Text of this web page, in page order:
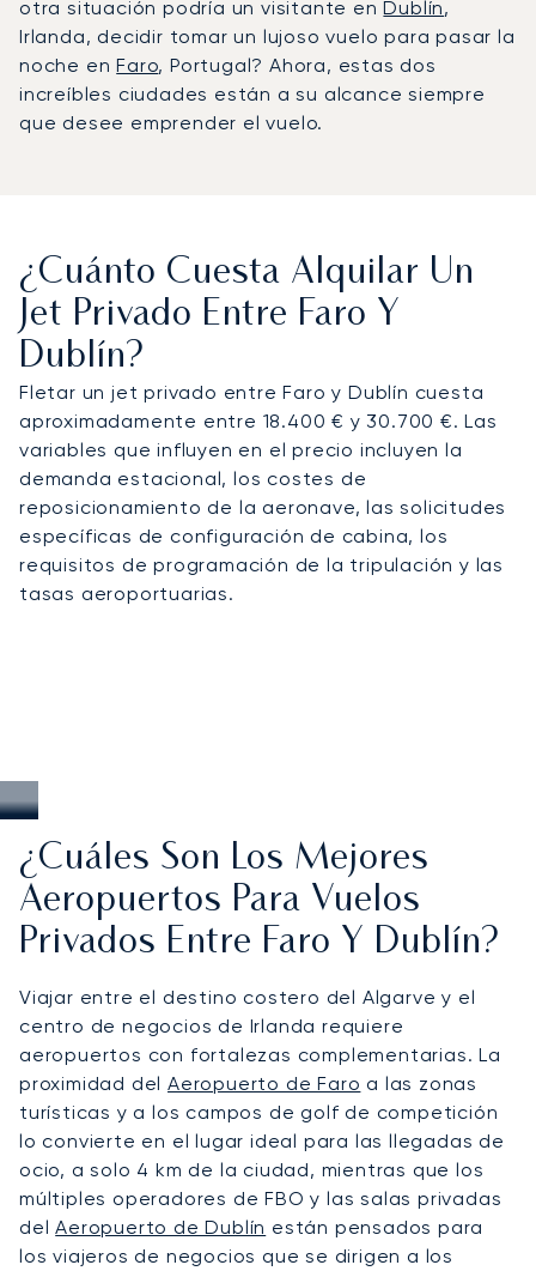
otra situación podría un visitante enDublín,
Irlanda, decidir tomar un lujoso vuelo para pasar la
noche enFaro, Portugal? Ahora, estas dos
increíbles ciudades están a su alcance siempre
que desee emprender el vuelo.
¿Cuánto Cuesta Alquilar Un
Jet Privado Entre Faro Y
Dublín?
Fletar un jet privado entre Faro y Dublín cuesta
aproximadamente entre 18.400 € y 30.700 €. Las
variables que influyen en el precio incluyen la
demanda estacional, los costes de
reposicionamiento de la aeronave, las solicitudes
específicas de configuración de cabina, los
requisitos de programación de la tripulación y las
tasas aeroportuarias.
¿Cuáles Son Los Mejores
Aeropuertos Para Vuelos
Privados Entre Faro Y Dublín?
Viajar entre el destino costero del Algarve y el
centro de negocios de Irlanda requiere
aeropuertos con fortalezas complementarias. La
proximidad delAeropuerto de Faro a las zonas
turísticas y a los campos de golf de competición
lo convierte en el lugar ideal para las llegadas de
ocio, a solo 4 km de la ciudad, mientras que los
múltiples operadores de FBO y las salas privadas
delAeropuerto de Dublín están pensados para
los viajeros de negocios que se dirigen a los